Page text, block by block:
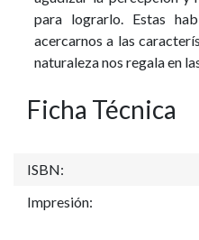
para lograrlo. Estas
acercarnos a las
naturaleza nos regala en
Ficha Técnica
ISBN:
Impresión: